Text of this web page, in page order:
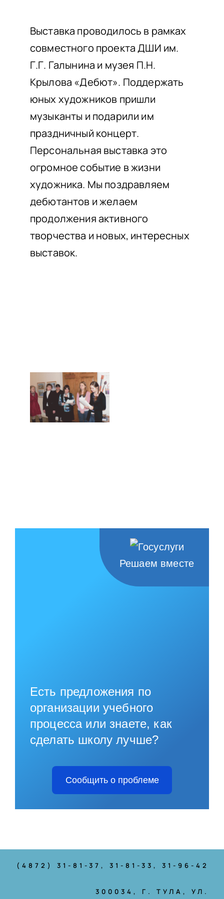
О ПРИЕМЕ
ОБУЧАЮЩИМСЯ
СВЕДЕНИЯ ОБ ОО
КОНТАКТЫ
Выставка проводилось в рамках
совместного проекта ДШИ им.
Г.Г. Галынина и музея П.Н.
Крылова «Дебют». Поддержать
юных художников пришли
музыканты и подарили им
праздничный концерт.
Персональная выставка это
огромное событие в жизни
художника. Мы поздравляем
дебютантов и желаем
продолжения активного
творчества и новых, интересных
выставок.
Решаем вместе
Есть предложения по
организации учебного
процесса или знаете, как
сделать школу лучше?
Сообщить о проблеме
(4872) 31-81-37, 31-81-33, 31-96-42
300034, Г. ТУЛА, УЛ.